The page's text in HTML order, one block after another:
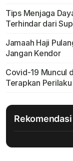
Tips Menjaga
Terhindar dari
Jamaah Haji
Jangan Kendor
Covid-19 Muncul
Terapkan
Rekomendasi